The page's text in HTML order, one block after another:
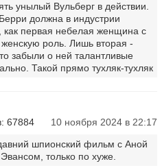
унылый Вульберг в действии.
должна в индустрии
как первая небелая женщина с
роль. Лишь вторая -
забыли о ней талантливые
Такой прямо тухляк-тухляк
67884 10 ноября 2024 в 22:17
шпионский фильм с Аной
только по хуже.